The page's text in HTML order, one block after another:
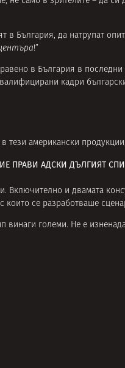
в България, да натрупат
!”
в България в
кадри
тези американски
ПРАВИ АДСКИ ДЪЛГИЯТ
Включително и двамата
които се разработваше
винаги големи. Не е